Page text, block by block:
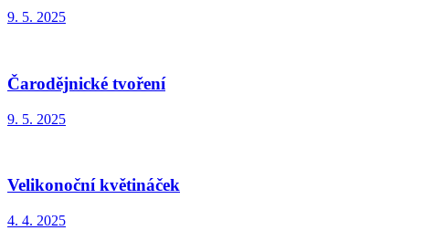
9. 5. 2025
Čarodějnické tvoření
9. 5. 2025
Velikonoční květináček
4. 4. 2025